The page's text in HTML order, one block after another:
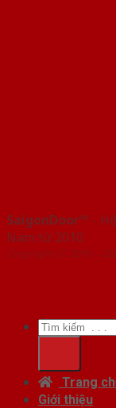
SaigonDoor™ -
Nam từ 2010
Copyright ⓒ 2010 –
Tìm
kiếm:
Trang
Giới thiệu